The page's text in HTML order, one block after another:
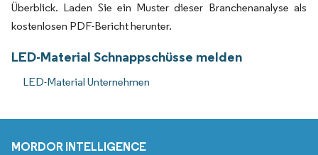
Überblick. Laden Sie ein Muster dieser Branchenanalyse als
kostenlosen PDF-Bericht herunter.
LED-Material Schnappschüsse melden
LED-Material Unternehmen
MORDOR INTELLIGENCE